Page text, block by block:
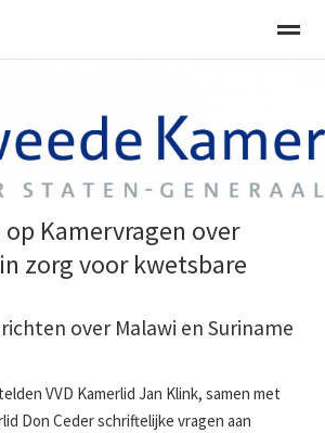
Kamervragen over
zorg voor kwetsbare
over Malawi en Suriname
VVD Kamerlid Jan Klink, samen met
Don Ceder schriftelijke vragen aan